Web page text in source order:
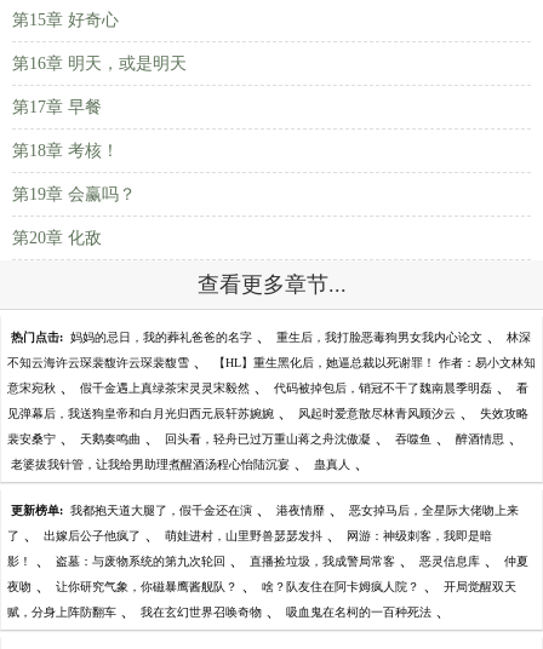
第15章 好奇心
第16章 明天，或是明天
第17章 早餐
第18章 考核！
第19章 会赢吗？
第20章 化敌
查看更多章节...
热门点击: 妈妈的忌日，我的葬礼爸爸的名字 、 重生后，我打脸恶毒狗男女我内心论文 、 林深
不知云海许云琛裴馥许云琛裴馥雪 、 【HL】重生黑化后，她逼总裁以死谢罪！ 作者：易小文林知
意宋宛秋 、 假千金遇上真绿茶宋灵灵宋毅然 、 代码被掉包后，销冠不干了魏南晨季明磊 、 看
见弹幕后，我送狗皇帝和白月光归西元辰轩苏婉婉 、 风起时爱意散尽林青风顾汐云 、 失效攻略
裴安桑宁 、 天鹅奏鸣曲 、 回头看，轻舟已过万重山蒋之舟沈傲凝 、 吞噬鱼 、 醉酒情思 、
老婆拔我针管，让我给男助理煮醒酒汤程心怡陆沉宴 、 蛊真人 、
更新榜单: 我都抱天道大腿了，假千金还在演 、 港夜情靡 、 恶女掉马后，全星际大佬吻上来
了 、 出嫁后公子他疯了 、 萌娃进村，山里野兽瑟瑟发抖 、 网游：神级刺客，我即是暗
影！ 、 盗墓：与废物系统的第九次轮回 、 直播捡垃圾，我成警局常客 、 恶灵信息库 、 仲夏
夜吻 、 让你研究气象，你磁暴鹰酱舰队？ 、 啥？队友住在阿卡姆疯人院？ 、 开局觉醒双天
赋，分身上阵防翻车 、 我在玄幻世界召唤奇物 、 吸血鬼在名柯的一百种死法 、